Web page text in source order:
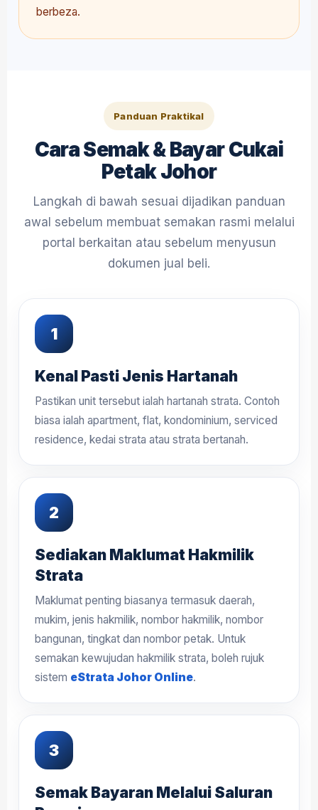
berbeza.
Panduan Praktikal
Cara Semak & Bayar Cukai
Petak Johor
Langkah di bawah sesuai dijadikan panduan
awal sebelum membuat semakan rasmi melalui
portal berkaitan atau sebelum menyusun
dokumen jual beli.
Kenal Pasti Jenis Hartanah
Pastikan unit tersebut ialah hartanah strata. Contoh
biasa ialah apartment, flat, kondominium, serviced
residence, kedai strata atau strata bertanah.
Sediakan Maklumat Hakmilik
Strata
Maklumat penting biasanya termasuk daerah,
mukim, jenis hakmilik, nombor hakmilik, nombor
bangunan, tingkat dan nombor petak. Untuk
semakan kewujudan hakmilik strata, boleh rujuk
sistem eStrata Johor Online.
Semak Bayaran Melalui Saluran